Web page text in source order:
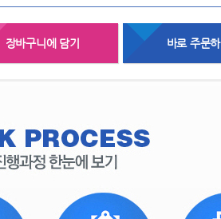
장바구니에 담기 바로 주문